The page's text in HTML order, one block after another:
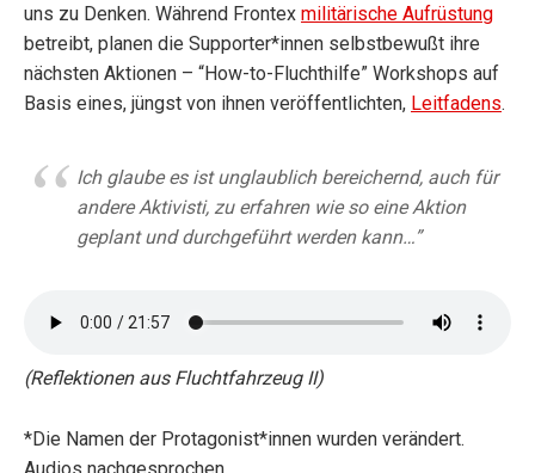
uns zu Denken. Während Frontex militärische Aufrüstung
betreibt, planen die Supporter*innen selbstbewußt ihre
nächsten Aktionen – “How-to-Fluchthilfe” Workshops auf
Basis eines, jüngst von ihnen veröffentlichten, Leitfadens.
Ich glaube es ist unglaublich bereichernd, auch für
andere Aktivisti, zu erfahren wie so eine Aktion
geplant und durchgeführt werden kann…”
(Reflektionen aus Fluchtfahrzeug II)
*Die Namen der Protagonist*innen wurden verändert.